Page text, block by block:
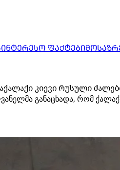
ᲤᲐᲥᲢᲔᲑᲘ
კიევი რუსული
განაცხადა, რომ